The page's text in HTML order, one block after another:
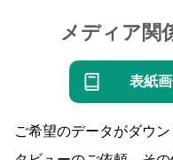
メディア関
表紙
ご希望のデータがダウ